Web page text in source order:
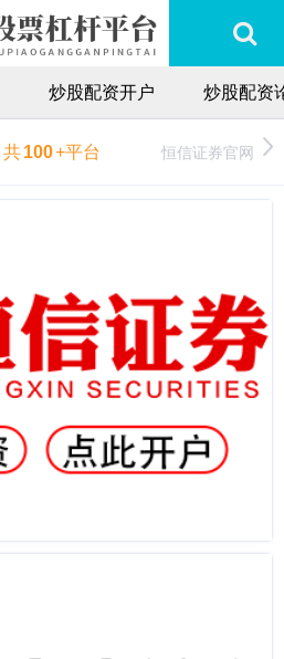
炒股配资开户 炒股配资
共100+平台 恒信证券官网